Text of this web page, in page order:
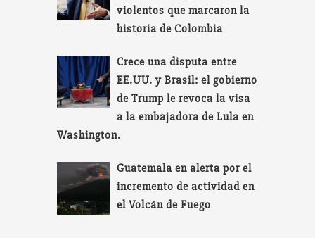
violentos que marcaron la
historia de Colombia
Crece una disputa entre
EE.UU. y Brasil: el gobierno
de Trump le revoca la visa
a la embajadora de Lula en
Washington.
Guatemala en alerta por el
incremento de actividad en
el Volcán de Fuego